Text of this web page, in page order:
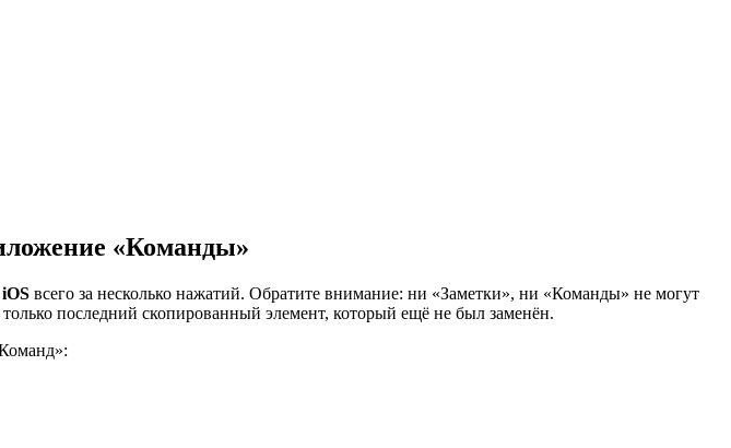
«Команды»
всего за несколько нажатий. Обратите внимание: ни «Заметки», ни «Команды» не могут
последний скопированный элемент, который ещё не был заменён.